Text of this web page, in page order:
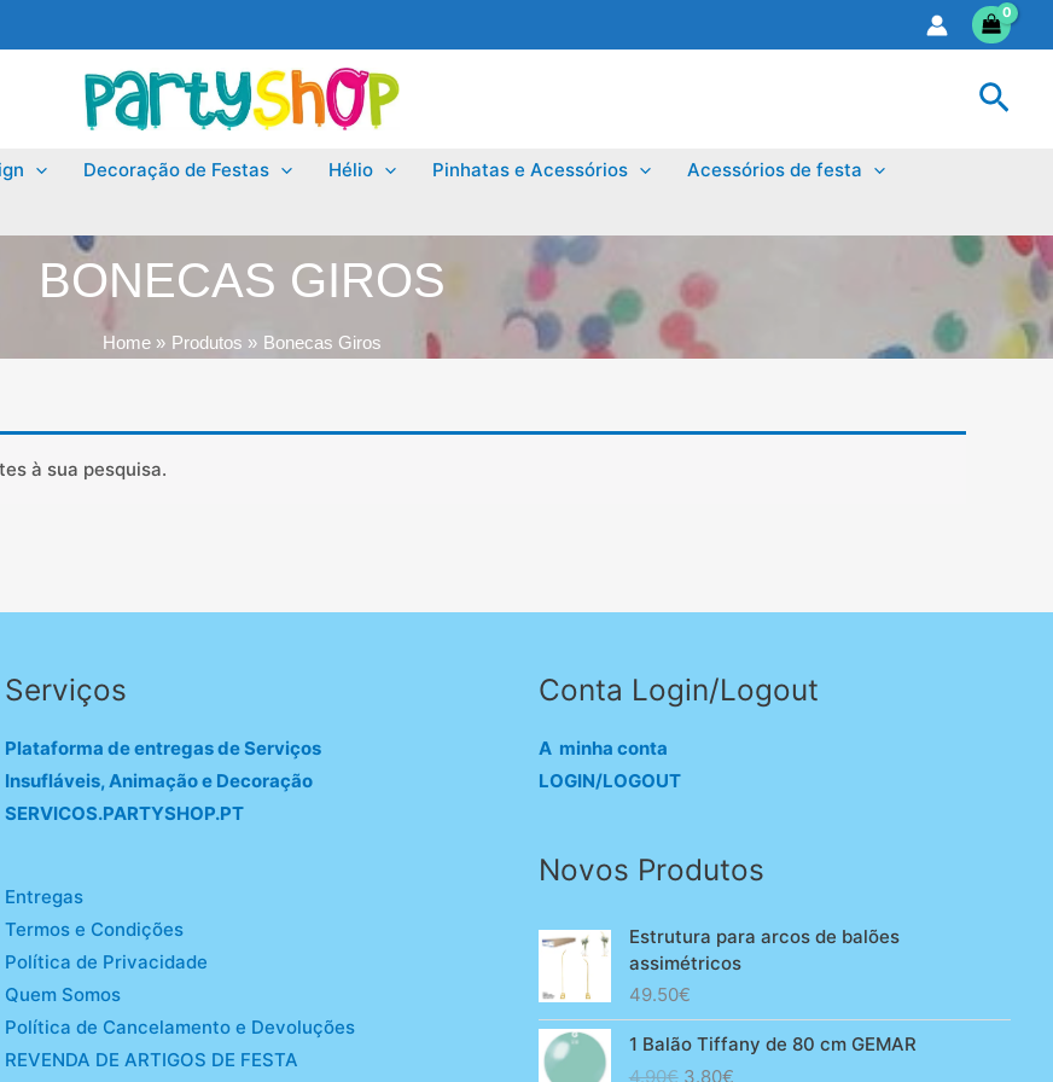
Decoração de Festas Hélio Pinhatas e Acessórios
Acessórios de festa
BONECAS GIROS
Home Produtos Bonecas Giros
à sua pesquisa.
Serviços
Plataforma de entregas de Serviços
Insufláveis, Animação e Decoração
SERVICOS.PARTYSHOP.PT
Entregas
Termos e Condições
Política de Privacidade
Quem Somos
Política de Cancelamento e Devoluções
REVENDA DE ARTIGOS DE FESTA
Conta Login/Logout
A minha conta
LOGIN/LOGOUT
Novos Produtos
Estrutura para arcos de balões
assimétricos
49.50€
1 Balão Tiffany de 80 cm GEMAR
4.90€ O
3.80€O